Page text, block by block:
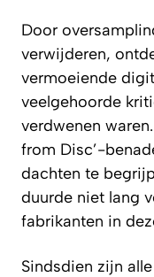
Door
verwijderen,
vermoeiende
veelgehoorde
verdwenen
from Disc’-
dachten te
duurde niet lang
fabrikanten in
Sindsdien zijn